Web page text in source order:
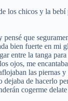
los chicos y la
pensé que
bien fuerte en mi
entre la tanga
ojos, me
las piernas y
de hacerlo
cogerme